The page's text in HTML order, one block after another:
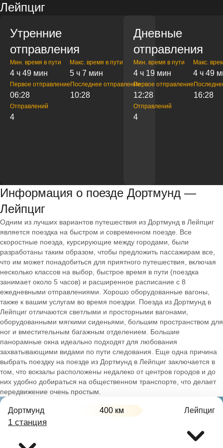
Лейпциг
Утренние
отправления
Мин. время в пути
4 ч 49 мин
Макс. время в пути
5 ч 7 мин
Первое отправление
06:28
Последнее отправление
10:28
Отправлений
4
Дневные
отправления
Мин. время в пути
4 ч 19 мин
Макс.
4 ч 49
Первое отправление
12:28 16:28
Отправлений
4
Информация о поезде Дортмунд —
Лейпциг
Одним из лучших вариантов путешествия из Дортмунд в Лейпциг
является поездка на быстром и современном поезде. Все
скоростные поезда, курсирующие между городами, были
разработаны таким образом, чтобы предложить пассажирам все,
что им может понадобиться для приятного путешествия, включая
несколько классов на выбор, быстрое время в пути (поездка
занимает около 5 часов) и расширенное расписание с 8
ежедневными отправлениями. Хорошо оборудованные вагоны,
также к вашим услугам во время поездки. Поезда из Дортмунд в
Лейпциг отличаются светлыми и просторными вагонами,
оборудованными мягкими сиденьями, большим пространством для
ног и вместительным багажным отделением. Большие
панорамные окна идеально подходят для любования
захватывающими видами по пути следования. Еще одна причина
выбрать поездку на поезде из Дортмунд в Лейпциг заключается в
том, что вокзалы расположены недалеко от центров городов и до
них удобно добираться на общественном транспорте, что делает
передвижение очень простым.
Дортмунд 400 км Лейпциг
1 станция